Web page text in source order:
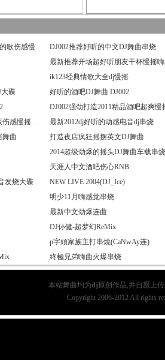
最新来自IK123推荐2011草原的歌伤感慢摇嗨曲
DJ002推荐好听的中文DJ舞曲串烧
最新推荐开场超好听朋友干杯慢摇
ik123经典情歌大全dj慢摇
大碟
好听的酒吧DJ舞曲 DJ002
DJ002强劲打造2011精品酒吧超爽慢
经典珍藏2011夜场超舒服绝版伤感慢摇嗨曲
最新2012dj好听的动感电音dj串烧
舞曲
打造夜店疯狂摇摆英文DJ舞曲
2014超级劲爆的摇头DJ舞曲车载串烧
天涯人中文酒吧伤心RNB
发烧大碟
NEW LIVE 2004(DJ_Ice)
明少11月嗨感觉串烧
最新中文劲爆连曲
DJ仦健-超梦幻ReMix
р字頭家族主打串燒(CaNwAy连)
終極兄弟嗨曲火爆串烧
本站舞曲均为dj原创作品,并自愿上
Copyright 2006-2012 All rights